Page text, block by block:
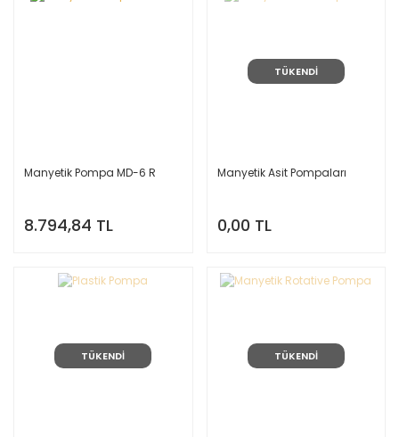
Manyetik Pompa MD-6 R
8.794,84 TL
TÜKENDİ
Manyetik Asit Pompaları
0,00 TL
TÜKENDİ TÜKENDİ